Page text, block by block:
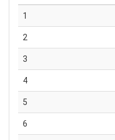
1
2
3
4
5
6